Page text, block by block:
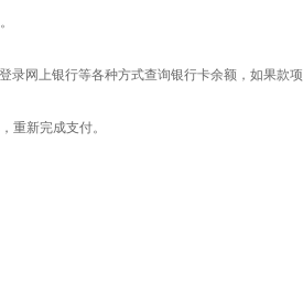
录网上银行等各种方式查询银行卡余额，如果款项
重新完成支付。